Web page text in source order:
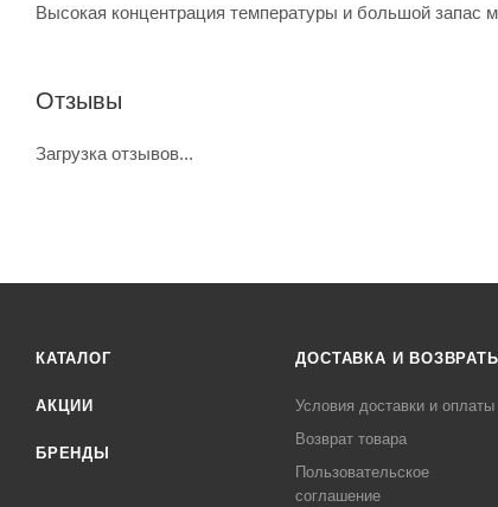
Высокая концентрация температуры и большой запас
Отзывы
Загрузка отзывов...
КАТАЛОГ
АКЦИИ
БРЕНДЫ
ДОСТАВКА И ВОЗВРАТЫ
Условия доставки и оплаты
Возврат товара
Пользовательское
соглашение